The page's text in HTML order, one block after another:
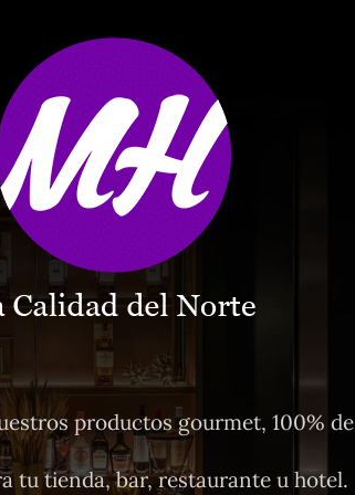
productos gourmet, 100%
tu tienda, bar, restaurante u hotel.